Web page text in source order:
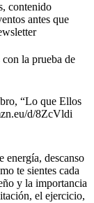
contenido
antes que
la prueba de
“Lo que Ellos
d/8ZcVldi
energía, descanso
te sientes cada
y la importancia
el ejercicio,